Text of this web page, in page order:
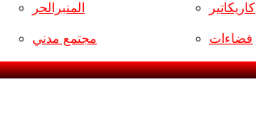
المنبرالحر
مجتمع مدني
كاريكاتير
فضاءات